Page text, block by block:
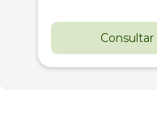
Consultar